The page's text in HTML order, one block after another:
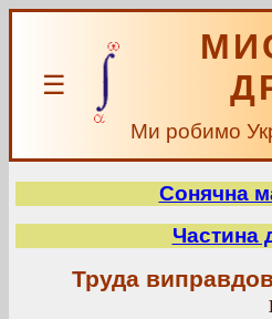
☰
Ми робимо
Сонячна
Частина
Труда